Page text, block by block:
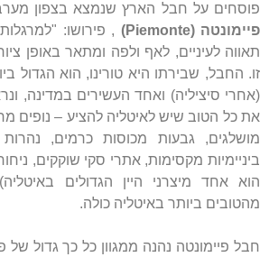
פוסחים על חבל הארץ שנמצא בצפון
פיימונטה (Piemonte)
, פירושו:
תאווה לעיניים, לאף ולפה ומתאר באופן
זו. החבל, שבירתו היא טורינו, הוא הגדול
(אחרי סיציליה) ואחד העשירים במדינה,
את כל הטוב שיש לאיטליה להציע – נופים
מושלגים, גבעות מכוסות כרמים, נהרות
ביניימיות מקסימות, אתרי סקי שוקקים,
הוא אחד מיצרני היין הגדולים
מהטובים ביותר באיטליה כולה.
חבל פיימונטה נהנה ממגוון כל כך גדול של